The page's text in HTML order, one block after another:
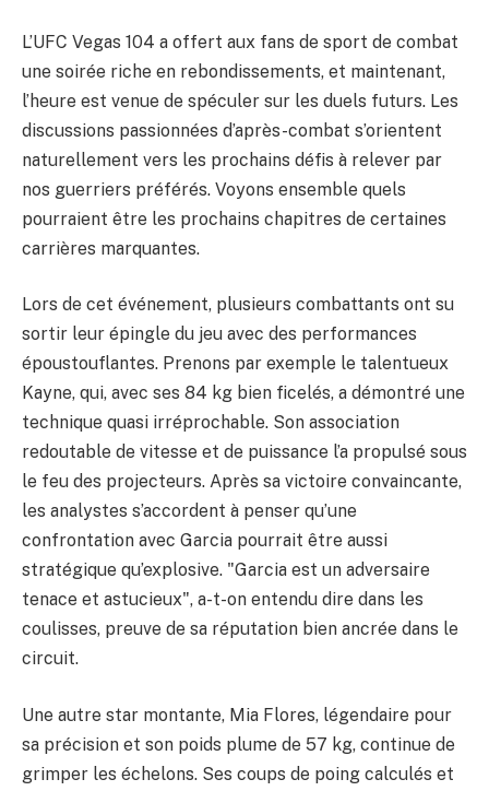
L’UFC Vegas 104 a offert aux fans de sport de combat
une soirée riche en rebondissements, et maintenant,
l’heure est venue de spéculer sur les duels futurs. Les
discussions passionnées d’après-combat s’orientent
naturellement vers les prochains défis à relever par
nos guerriers préférés. Voyons ensemble quels
pourraient être les prochains chapitres de certaines
carrières marquantes.
Lors de cet événement, plusieurs combattants ont su
sortir leur épingle du jeu avec des performances
époustouflantes. Prenons par exemple le talentueux
Kayne, qui, avec ses 84 kg bien ficelés, a démontré une
technique quasi irréprochable. Son association
redoutable de vitesse et de puissance l’a propulsé sous
le feu des projecteurs. Après sa victoire convaincante,
les analystes s’accordent à penser qu’une
confrontation avec Garcia pourrait être aussi
stratégique qu’explosive. "Garcia est un adversaire
tenace et astucieux", a-t-on entendu dire dans les
coulisses, preuve de sa réputation bien ancrée dans le
circuit.
Une autre star montante, Mia Flores, légendaire pour
sa précision et son poids plume de 57 kg, continue de
grimper les échelons. Ses coups de poing calculés et